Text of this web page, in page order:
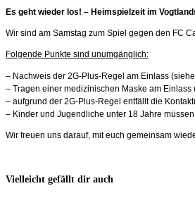
Es geht wieder los! – Heimspielzeit im
Wir sind am Samstag zum Spiel gegen den FC
Folgende Punkte sind unumgänglich:
– Nachweis der 2G-Plus-Regel am Einlass
– Tragen einer medizinischen Maske am
– aufgrund der 2G-Plus-Regel entfällt die
– Kinder und Jugendliche unter 18 Jahre
Wir freuen uns darauf, mit euch gemeinsam
Vielleicht gefällt dir auch